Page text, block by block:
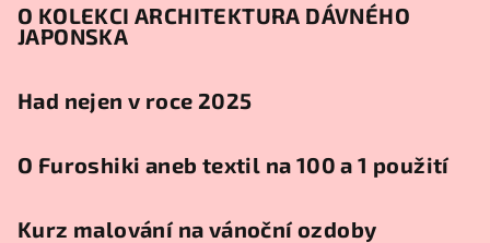
O KOLEKCI ARCHITEKTURA DÁVNÉHO
JAPONSKA
Had nejen v roce 2025
O Furoshiki aneb textil na 100 a 1 použití
Kurz malování na vánoční ozdoby